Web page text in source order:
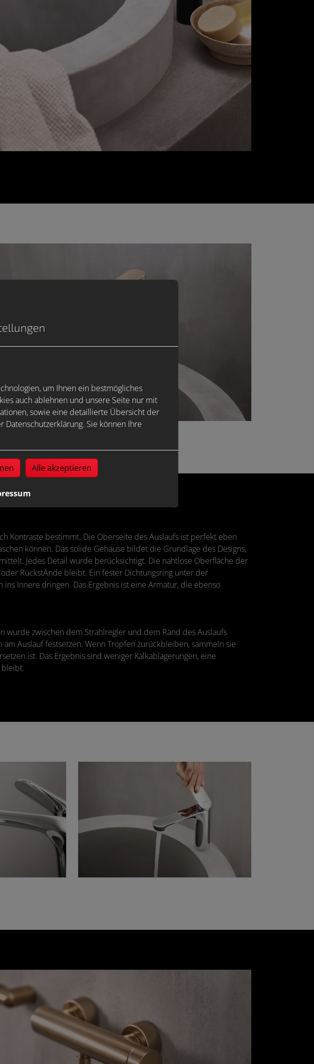
Kontraste bestimmt. Die Oberseite des Auslaufs ist perfekt eben
können. Das solide Gehäuse bildet die Grundlage des Designs,
Jedes Detail wurde berücksichtigt. Die nahtlose Oberfläche der
RückstÄnde bleibt. Ein fester Dichtungsring unter der
Innere dringen. Das Ergebnis ist eine Armatur, die ebenso
zwischen dem Strahlregler und dem Rand des Auslaufs
Auslauf festsetzen. Wenn Tropfen zurückbleiben, sammeln sie
ist. Das Ergebnis sind weniger Kalkablagerungen, eine
bleibt.
um Ihnen ein bestmögliches
auch ablehnen und unsere Seite nur mit
sowie eine detaillierte Übersicht der
Datenschutzerklärung. Sie können Ihre
Alle akzeptieren